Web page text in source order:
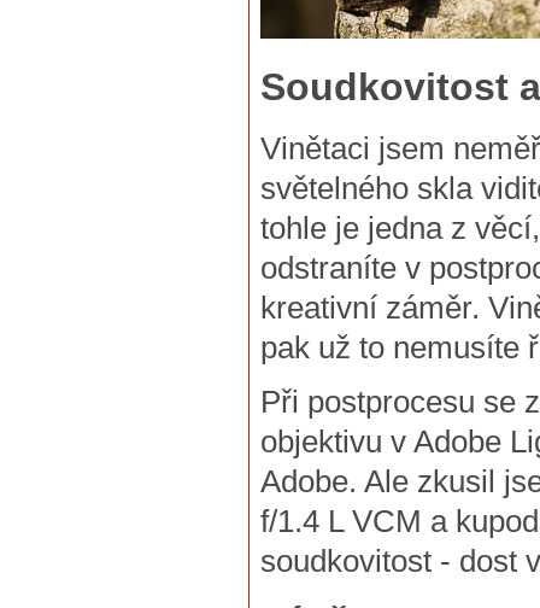
Soudkovitost
Vinětaci jsem
světelného skla
tohle je jedna z
odstraníte v
kreativní záměr.
pak už to nemusíte
Při postprocesu se
objektivu v Adobe
Adobe. Ale zkusil
f/1.4 L VCM a
soudkovitost - dost